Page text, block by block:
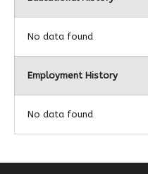
Antologi Cerpen B.Inggris
No data found
Employment History
No data found